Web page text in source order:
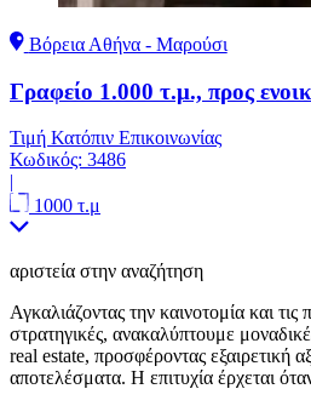
Βόρεια Αθήνα - Μαρούσι
Γραφείο 1.000 τ.μ., προς
Τιμή Κατόπιν Επικοινωνίας
Κωδικός: 3486
|
1000 τ.μ
αριστεία στην αναζήτηση
Αγκαλιάζοντας την καινοτομία και
στρατηγικές, ανακαλύπτουμε
real estate, προσφέροντας εξαιρετική
αποτελέσματα. Η επιτυχία έρχεται